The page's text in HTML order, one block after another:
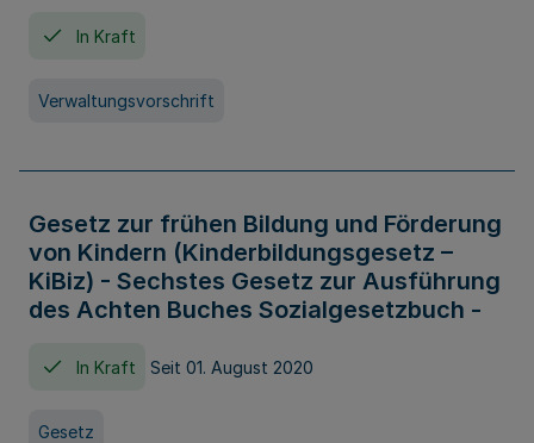
In Kraft
Verwaltungsvorschrift
Gesetz zur frühen Bildung und Förderung
von Kindern (Kinderbildungsgesetz –
KiBiz) - Sechstes Gesetz zur Ausführung
des Achten Buches Sozialgesetzbuch -
In Kraft Seit 01. August 2020
Gesetz